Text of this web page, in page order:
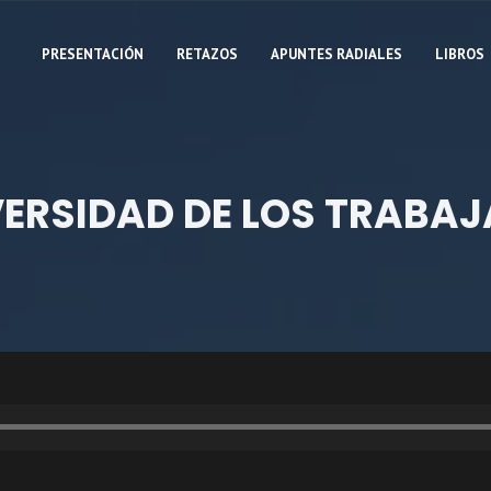
PRESENTACIÓN RETAZOS APUNTES RADIALES LIBROS
DE LOS